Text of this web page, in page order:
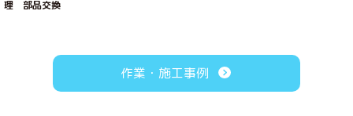
理 部品交換
作業・施工事例